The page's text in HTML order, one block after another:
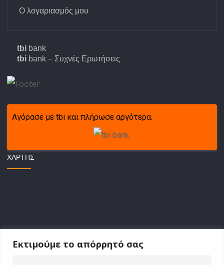
Εκτιμούμε το απόρρητό σας
Ο λογαριασμός μου
tbi bank
tbi bank – Συχνές Ερωτήσεις
Αγόρασε με tbi και πλήρωσε αργότερα.
ΧΆΡΤΗΣ